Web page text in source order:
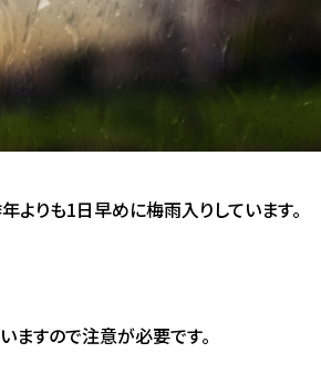
よりも1日早めに梅雨入りしています。
ますので注意が必要です。